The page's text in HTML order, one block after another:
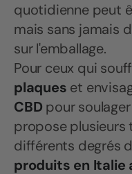
quotidienne peut
mais sans jamais
sur l'emballage.
Pour ceux qui
plaques et
CBD pour
propose plusieurs
différents degrés
produits en Italie